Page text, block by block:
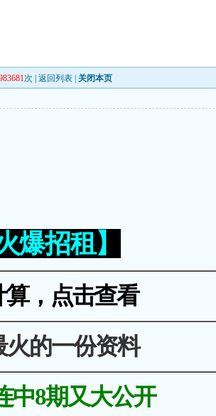
次 | 返回列表 关闭本页
爆招租】
，点击查看
的一份资料
中8期又大公开